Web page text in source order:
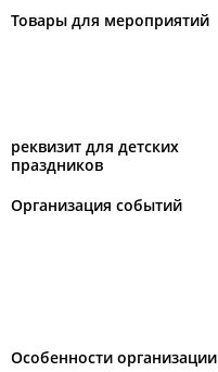
Товары для мероприятий
реквизит для детских
праздников
Организация событий
Особенности организации